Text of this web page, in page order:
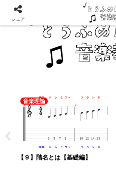
音楽理論
【９】階名とは【基礎編】
シェア